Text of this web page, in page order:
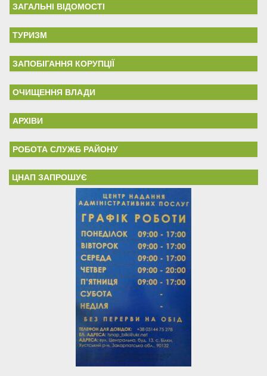
ЗАГАЛЬНІ ВІДОМОСТІ
ТУРИЗМ
ЗАПОБІГАННЯ КОРУПЦІЇ
ОЧИЩЕННЯ ВЛАДИ
АРХІВИ
РОБОТА СЛУЖБ РАЙОНУ
ЦНАП ЗАПРОШУЄ